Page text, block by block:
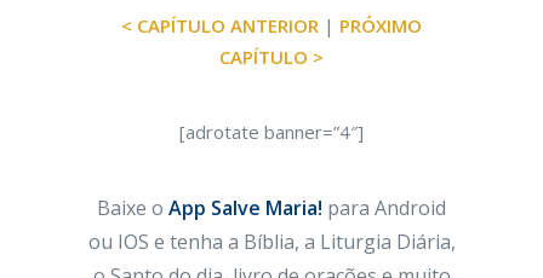
< CAPÍTULO ANTERIOR | PRÓXIMO
CAPÍTULO >
[adrotate banner=”4″]
Baixe o App Salve Maria! para Android
ou IOS e tenha a Bíblia, a Liturgia Diária,